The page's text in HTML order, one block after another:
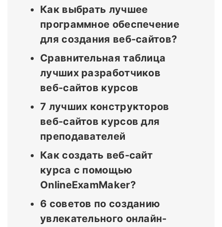
Как выбрать лучшее
программное обеспечение
для создания веб-сайтов?
Сравнительная таблица
лучших разработчиков
веб-сайтов курсов
7 лучших конструкторов
веб-сайтов курсов для
преподавателей
Как создать веб-сайт
курса с помощью
OnlineExamMaker?
6 советов по созданию
увлекательного онлайн-